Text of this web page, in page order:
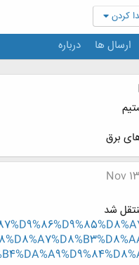
کردن
ارسال ها درباره
برق
Nov
شد